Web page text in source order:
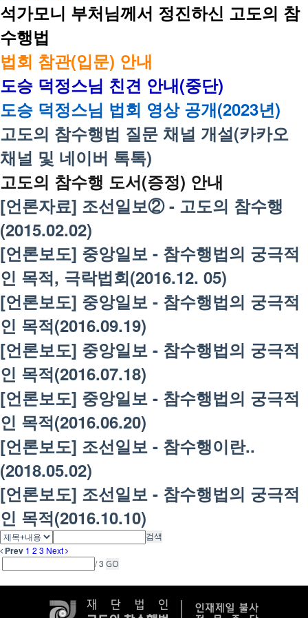
석가모니 부처님께서 정진하신 고도의 참
수행법
법회 참관(입문) 안내
도승 덕정스님 친견 안내(중단)
도승 덕정스님 법회 영상 공개(2023년)
고도의 참수행법 질문 채널 개설(카카오
채널 및 네이버 톡톡)
고도의 참수행 도서(증정) 안내
[언론자료] 조선일보② - 고도의 참수행
(2015.02.02)
[언론보도] 중앙일보 - 참수행법의 궁극적
인 목적, 극락법회(2016.12. 05)
[언론보도] 중앙일보 - 참수행법의 궁극적
인 목적(2016.09.19)
[언론보도] 중앙일보 - 참수행법의 궁극적
인 목적(2016.07.18)
[언론보도] 중앙일보 - 참수행법의 궁극적
인 목적(2016.06.20)
[언론보도] 조선일보 - 참수행이란..
(2018.05.02)
[언론보도] 조선일보 - 참수행법의 궁극적
인 목적(2016.10.10)
검색
Prev 1 2 3 Next
/ 3 GO